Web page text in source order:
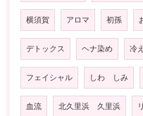
横須賀 アロマ 初孫
デトックス ヘナ染め 冷
フェイシャル しわ しみ
血流 北久里浜 久里浜